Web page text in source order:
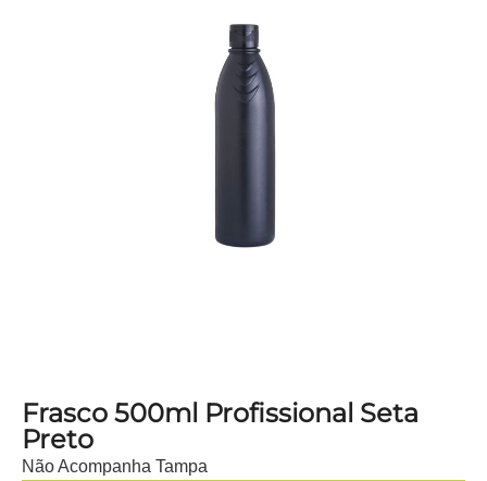
Frasco 500ml Profissional Seta
Preto
Não Acompanha Tampa